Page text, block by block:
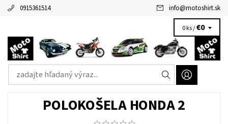
0915361514 info@motoshirt.sk
0 ks /€0
POLOKOŠELA HONDA 2